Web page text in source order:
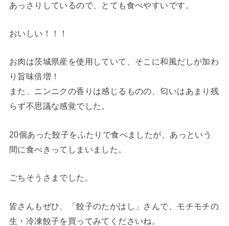
あっさりしているので、とても食べやすいです。
おいしい！！！
お肉は茨城県産を使用していて、そこに和風だしが加わ
り旨味倍増！
また、ニンニクの香りは感じるものの、匂いはあまり残
らず不思議な感覚でした。
20個あった餃子をふたりで食べましたが、あっという
間に食べきってしまいました。
ごちそうさまでした。
皆さんもぜひ、「餃子のたかはし」さんで、モチモチの
生・冷凍餃子を買ってみてくださいね。